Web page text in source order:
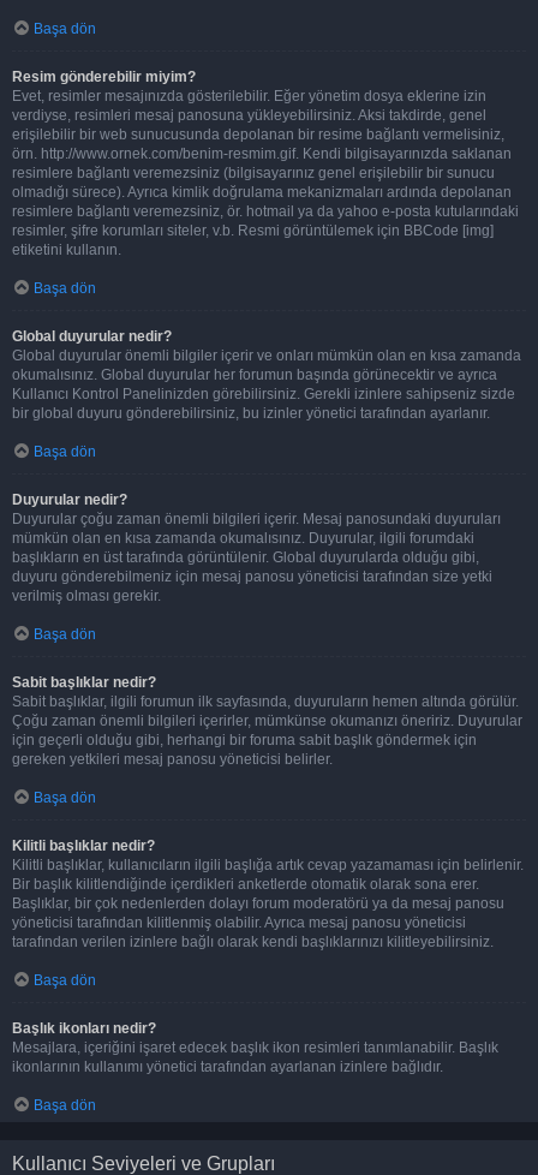
Başa dön
Resim gönderebilir miyim?
Evet, resimler mesajınızda gösterilebilir. Eğer yönetim dosya eklerine izin
verdiyse, resimleri mesaj panosuna yükleyebilirsiniz. Aksi takdirde, genel
erişilebilir bir web sunucusunda depolanan bir resime bağlantı vermelisiniz,
örn. http://www.ornek.com/benim-resmim.gif. Kendi bilgisayarınızda saklanan
resimlere bağlantı veremezsiniz (bilgisayarınız genel erişilebilir bir sunucu
olmadığı sürece). Ayrıca kimlik doğrulama mekanizmaları ardında depolanan
resimlere bağlantı veremezsiniz, ör. hotmail ya da yahoo e-posta kutularındaki
resimler, şifre korumları siteler, v.b. Resmi görüntülemek için BBCode [img]
etiketini kullanın.
Başa dön
Global duyurular nedir?
Global duyurular önemli bilgiler içerir ve onları mümkün olan en kısa zamanda
okumalısınız. Global duyurular her forumun başında görünecektir ve ayrıca
Kullanıcı Kontrol Panelinizden görebilirsiniz. Gerekli izinlere sahipseniz sizde
bir global duyuru gönderebilirsiniz, bu izinler yönetici tarafından ayarlanır.
Başa dön
Duyurular nedir?
Duyurular çoğu zaman önemli bilgileri içerir. Mesaj panosundaki duyuruları
mümkün olan en kısa zamanda okumalısınız. Duyurular, ilgili forumdaki
başlıkların en üst tarafında görüntülenir. Global duyurularda olduğu gibi,
duyuru gönderebilmeniz için mesaj panosu yöneticisi tarafından size yetki
verilmiş olması gerekir.
Başa dön
Sabit başlıklar nedir?
Sabit başlıklar, ilgili forumun ilk sayfasında, duyuruların hemen altında görülür.
Çoğu zaman önemli bilgileri içerirler, mümkünse okumanızı öneririz. Duyurular
için geçerli olduğu gibi, herhangi bir foruma sabit başlık göndermek için
gereken yetkileri mesaj panosu yöneticisi belirler.
Başa dön
Kilitli başlıklar nedir?
Kilitli başlıklar, kullanıcıların ilgili başlığa artık cevap yazamaması için belirlenir.
Bir başlık kilitlendiğinde içerdikleri anketlerde otomatik olarak sona erer.
Başlıklar, bir çok nedenlerden dolayı forum moderatörü ya da mesaj panosu
yöneticisi tarafından kilitlenmiş olabilir. Ayrıca mesaj panosu yöneticisi
tarafından verilen izinlere bağlı olarak kendi başlıklarınızı kilitleyebilirsiniz.
Başa dön
Başlık ikonları nedir?
Mesajlara, içeriğini işaret edecek başlık ikon resimleri tanımlanabilir. Başlık
ikonlarının kullanımı yönetici tarafından ayarlanan izinlere bağlıdır.
Başa dön
Kullanıcı Seviyeleri ve Grupları